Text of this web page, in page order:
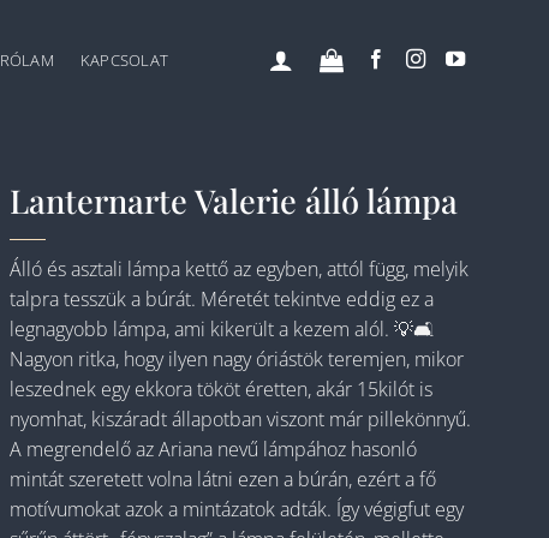
RÓLAM KAPCSOLAT
Lanternarte Valerie álló lámpa
Álló és asztali lámpa kettő az egyben, attól függ, melyik
talpra tesszük a búrát. Méretét tekintve eddig ez a
legnagyobb lámpa, ami kikerült a kezem alól. 💡🛋️
Nagyon ritka, hogy ilyen nagy óriástök teremjen, mikor
leszednek egy ekkora tököt éretten, akár 15kilót is
nyomhat, kiszáradt állapotban viszont már pillekönnyű.
A megrendelő az Ariana nevű lámpához hasonló
mintát szeretett volna látni ezen a búrán, ezért a fő
motívumokat azok a mintázatok adták. Így végigfut egy